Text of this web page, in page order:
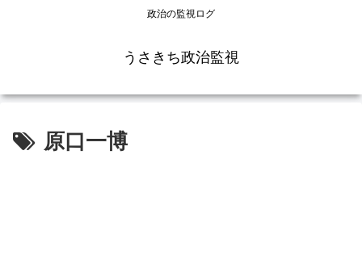
政治の監視ログ
うさきち政治監視
原口一博